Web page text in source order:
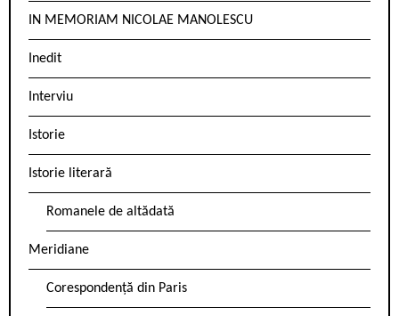
IN MEMORIAM NICOLAE MANOLESCU
Inedit
Interviu
Istorie
Istorie literară
Romanele de altădată
Meridiane
Corespondență din Paris